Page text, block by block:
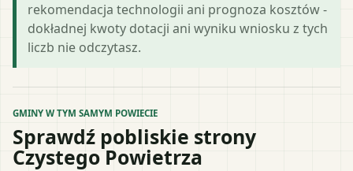
rekomendacja technologii ani prognoza kosztów -
dokładnej kwoty dotacji ani wyniku wniosku z tych
liczb nie odczytasz.
GMINY W TYM SAMYM POWIECIE
Sprawdź pobliskie strony
Czystego Powietrza